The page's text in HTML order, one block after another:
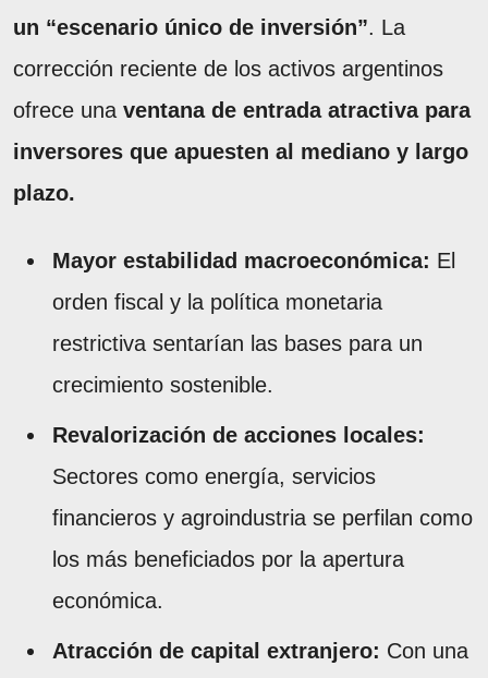
un “escenario único de inversión”. La
corrección reciente de los activos argentinos
ofrece una ventana de entrada atractiva para
inversores que apuesten al mediano y largo
plazo.
Mayor estabilidad macroeconómica: El
orden fiscal y la política monetaria
restrictiva sentarían las bases para un
crecimiento sostenible.
Revalorización de acciones locales:
Sectores como energía, servicios
financieros y agroindustria se perfilan como
los más beneficiados por la apertura
económica.
Atracción de capital extranjero: Con una